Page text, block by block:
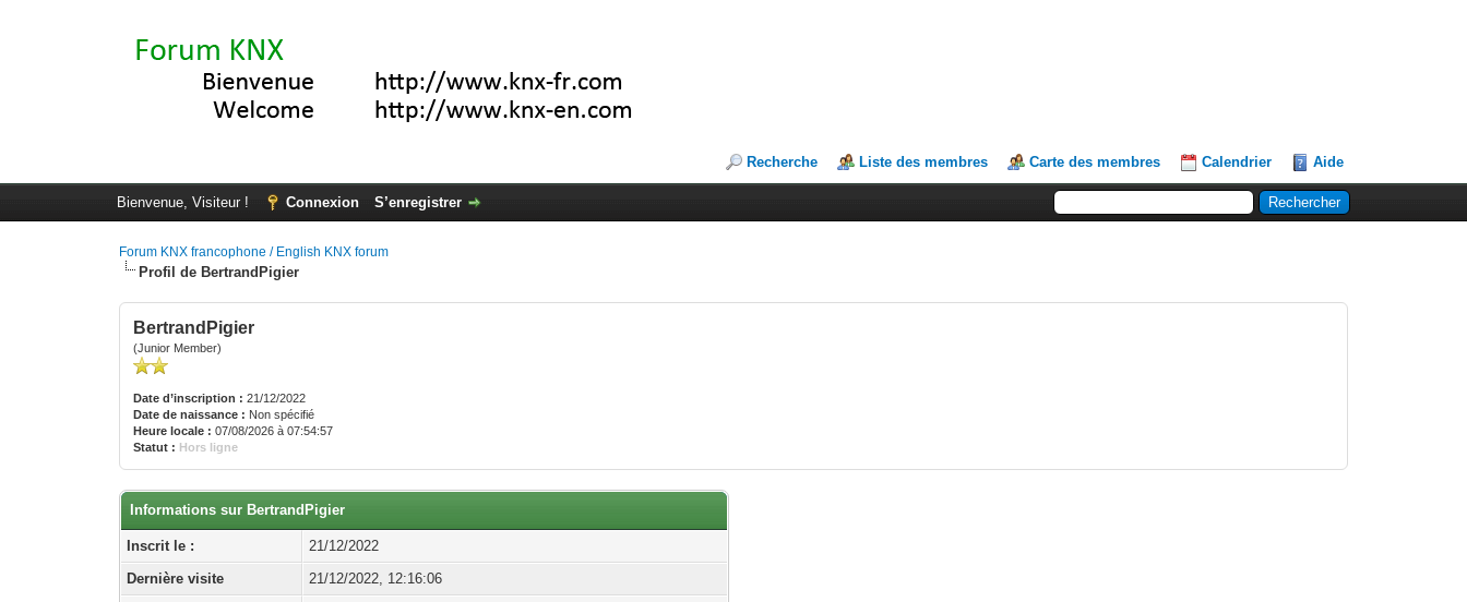
Recherche Liste des membres Carte des membres Calendrier Aide
Bienvenue, Visiteur ! Connexion S’enregistrer
Forum KNX francophone / English KNX forum
Profil de BertrandPigier
BertrandPigier
(Junior Member)
Date d’inscription : 21/12/2022
Date de naissance : Non spécifié
Heure locale : 07/08/2026 à 07:54:57
Statut : Hors ligne
Informations sur BertrandPigier
Inscrit le :
21/12/2022
Dernière visite
21/12/2022, 12:16:06